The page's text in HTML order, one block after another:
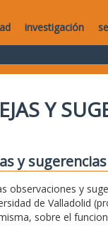
investigación
Y
y sugerencias
observaciones y
de Valladolid
sobre el